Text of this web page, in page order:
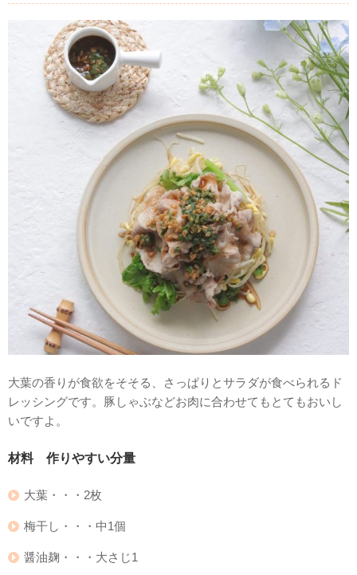
大葉の香りが食欲をそそる、さっぱりとサラダが食べられるド
レッシングです。豚しゃぶなどお肉に合わせてもとてもおいし
いですよ。
材料 作りやすい分量
大葉・・・2枚
梅干し・・・中1個
醤油麹・・・大さじ1